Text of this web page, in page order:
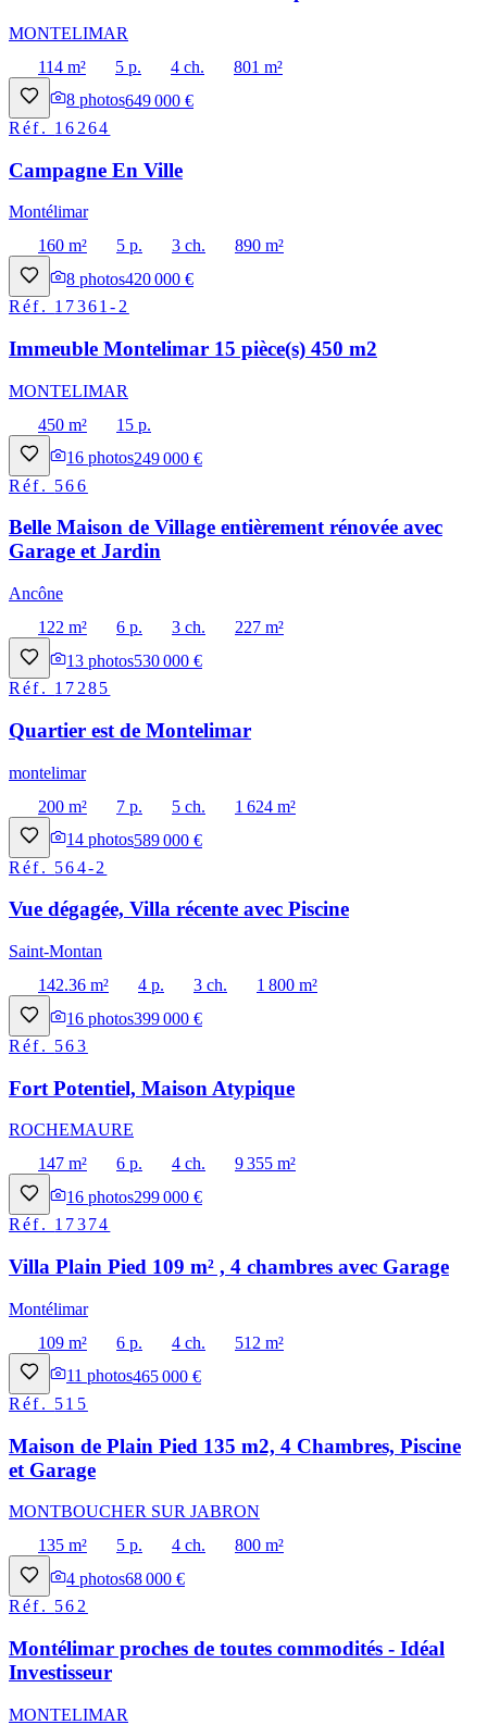
MONTELIMAR
114 m²
5 p. 4 ch.
801 m²
8 photos649 000 €
Réf. 16264
Campagne En Ville
Montélimar
160 m²
5 p. 3 ch.
890 m²
8 photos420 000 €
Réf. 17361-2
Immeuble Montelimar 15 pièce(s) 450 m2
MONTELIMAR
450 m²
15 p.
16 photos249 000 €
Réf. 566
Belle Maison de Village entièrement rénovée avec
Garage et Jardin
Ancône
122 m²
6 p. 3 ch.
227 m²
13 photos530 000 €
Réf. 17285
Quartier est de Montelimar
montelimar
200 m²
7 p. 5 ch.
1 624 m²
14 photos589 000 €
Réf. 564-2
Vue dégagée, Villa récente avec Piscine
Saint-Montan
142.36 m²
4 p. 3 ch.
1 800 m²
16 photos399 000 €
Réf. 563
Fort Potentiel, Maison Atypique
ROCHEMAURE
147 m²
6 p. 4 ch.
9 355 m²
16 photos299 000 €
Réf. 17374
Villa Plain Pied 109 m² , 4 chambres avec Garage
Montélimar
109 m²
6 p. 4 ch.
512 m²
11 photos465 000 €
Réf. 515
Maison de Plain Pied 135 m2, 4 Chambres, Piscine
et Garage
MONTBOUCHER SUR JABRON
135 m²
5 p. 4 ch.
800 m²
4 photos68 000 €
Réf. 562
Montélimar proches de toutes commodités - Idéal
Investisseur
MONTELIMAR